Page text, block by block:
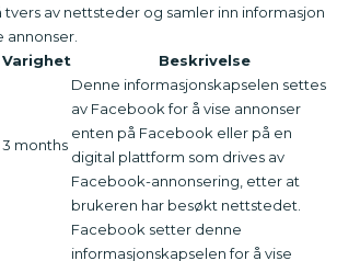
av nettsteder og samler inn informasjon
annonser.
Varighet Beskrivelse
3 months
Denne informasjonskapselen settes
av Facebook for å vise annonser
enten på Facebook eller på en
digital plattform som drives av
Facebook-annonsering, etter at
brukeren har besøkt nettstedet.
Facebook setter denne
informasjonskapselen for å vise